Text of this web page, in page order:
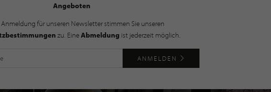
Angeboten
für unseren Newsletter stimmen Sie unseren
zu. EineAbmeldung ist jederzeit möglich.
ANMELDEN